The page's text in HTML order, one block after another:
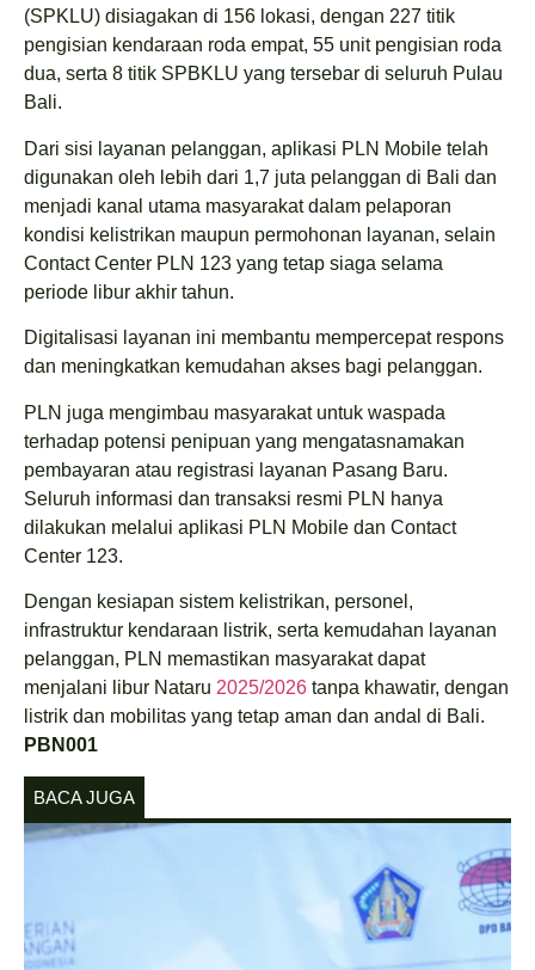
(SPKLU) disiagakan di 156 lokasi, dengan 227 titik
pengisian kendaraan roda empat, 55 unit pengisian roda
dua, serta 8 titik SPBKLU yang tersebar di seluruh Pulau
Bali.
Dari sisi layanan pelanggan, aplikasi PLN Mobile telah
digunakan oleh lebih dari 1,7 juta pelanggan di Bali dan
menjadi kanal utama masyarakat dalam pelaporan
kondisi kelistrikan maupun permohonan layanan, selain
Contact Center PLN 123 yang tetap siaga selama
periode libur akhir tahun.
Digitalisasi layanan ini membantu mempercepat respons
dan meningkatkan kemudahan akses bagi pelanggan.
PLN juga mengimbau masyarakat untuk waspada
terhadap potensi penipuan yang mengatasnamakan
pembayaran atau registrasi layanan Pasang Baru.
Seluruh informasi dan transaksi resmi PLN hanya
dilakukan melalui aplikasi PLN Mobile dan Contact
Center 123.
Dengan kesiapan sistem kelistrikan, personel,
infrastruktur kendaraan listrik, serta kemudahan layanan
pelanggan, PLN memastikan masyarakat dapat
menjalani libur Nataru 2025/2026 tanpa khawatir, dengan
listrik dan mobilitas yang tetap aman dan andal di Bali.
PBN001
BACA JUGA